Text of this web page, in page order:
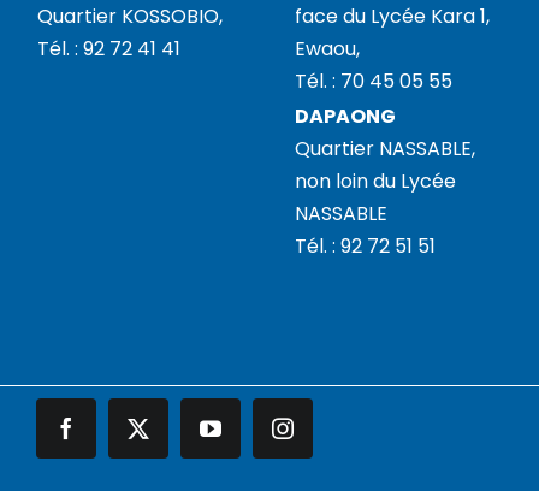
Quartier KOSSOBIO,
Tél. : 92 72 41 41
face du Lycée Kara 1,
Ewaou,
Tél. : 70 45 05 55
DAPAONG
Quartier NASSABLE,
non loin du Lycée
NASSABLE
Tél. : 92 72 51 51